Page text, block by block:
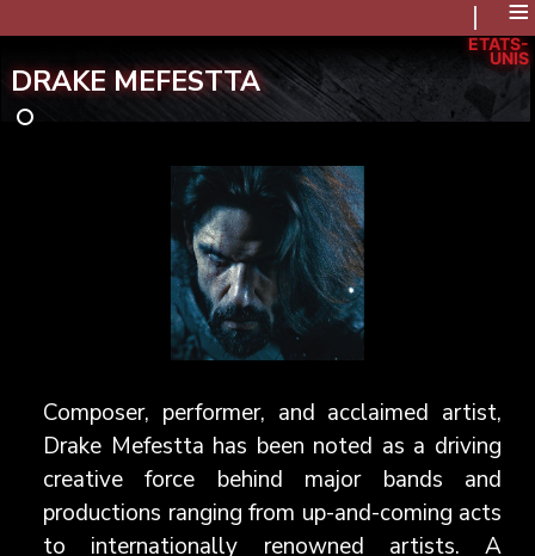
≡
DRAKE MEFESTTA
ÉTATS-
UNIS
Composer, performer, and acclaimed artist,
Drake Mefestta has been noted as a driving
creative force behind major bands and
productions ranging from up-and-coming acts
to internationally renowned artists. A